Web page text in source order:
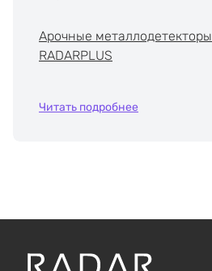
Арочные металлодетекторы
RADARPLUS
Читать подробнее